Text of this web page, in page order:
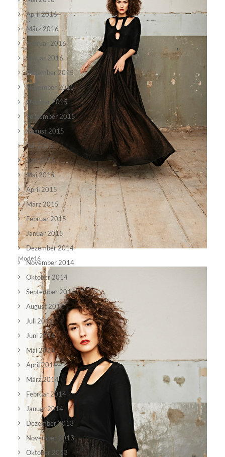
Mode16
April 2016
März 2016
Februar 2016
Januar 2016
Dezember 2015
November 2015
Oktober 2015
September 2015
August 2015
Juli 2015
Juni 2015
Mai 2015
April 2015
März 2015
Februar 2015
Januar 2015
Dezember 2014
November 2014
Oktober 2014
September 2014
August 2014
Juli 2014
Juni 2014
Mai 2014
April 2014
März 2014
Februar 2014
Januar 2014
Dezember 2013
November 2013
Oktober 2013